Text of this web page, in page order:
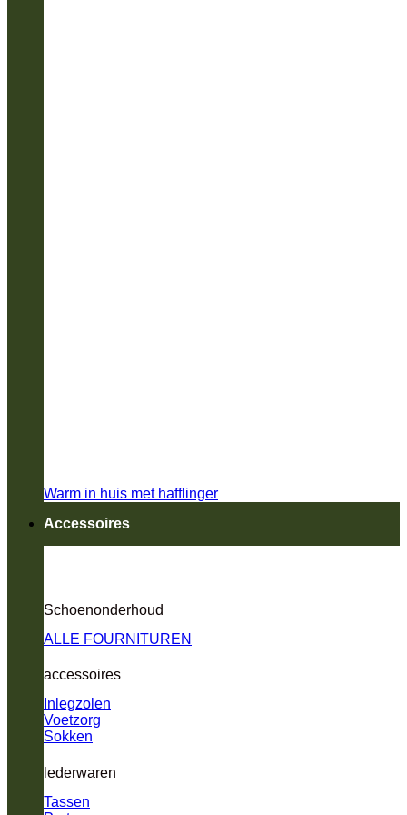
Warm in huis met hafflinger
Accessoires
Schoenonderhoud
ALLE FOURNITUREN
accessoires
Inlegzolen
Voetzorg
Sokken
lederwaren
Tassen